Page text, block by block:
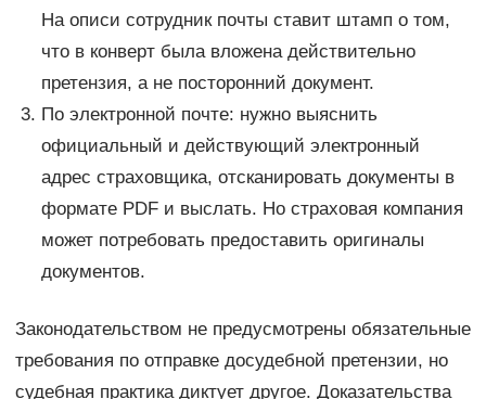
На описи сотрудник почты ставит штамп о том,
что в конверт была вложена действительно
претензия, а не посторонний документ.
По электронной почте: нужно выяснить
официальный и действующий электронный
адрес страховщика, отсканировать документы в
формате PDF и выслать. Но страховая компания
может потребовать предоставить оригиналы
документов.
Законодательством не предусмотрены обязательные
требования по отправке досудебной претензии, но
судебная практика диктует другое. Доказательства